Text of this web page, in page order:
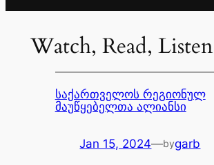
Watch, Read, Listen
საქართველოს რეგიონულ
მაუწყებელთა ალიანსი
Jan 15, 2024—bygarb